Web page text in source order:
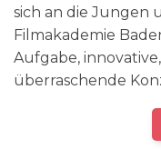
sich an die Jungen
Filmakademie
Aufgabe,
überraschende